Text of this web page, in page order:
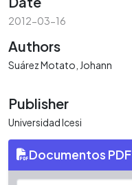
2012-03-16
Authors
Suárez Motato, Johann
Publisher
Universidad Icesi
Documentos PDF